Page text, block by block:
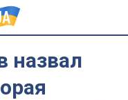
назвал